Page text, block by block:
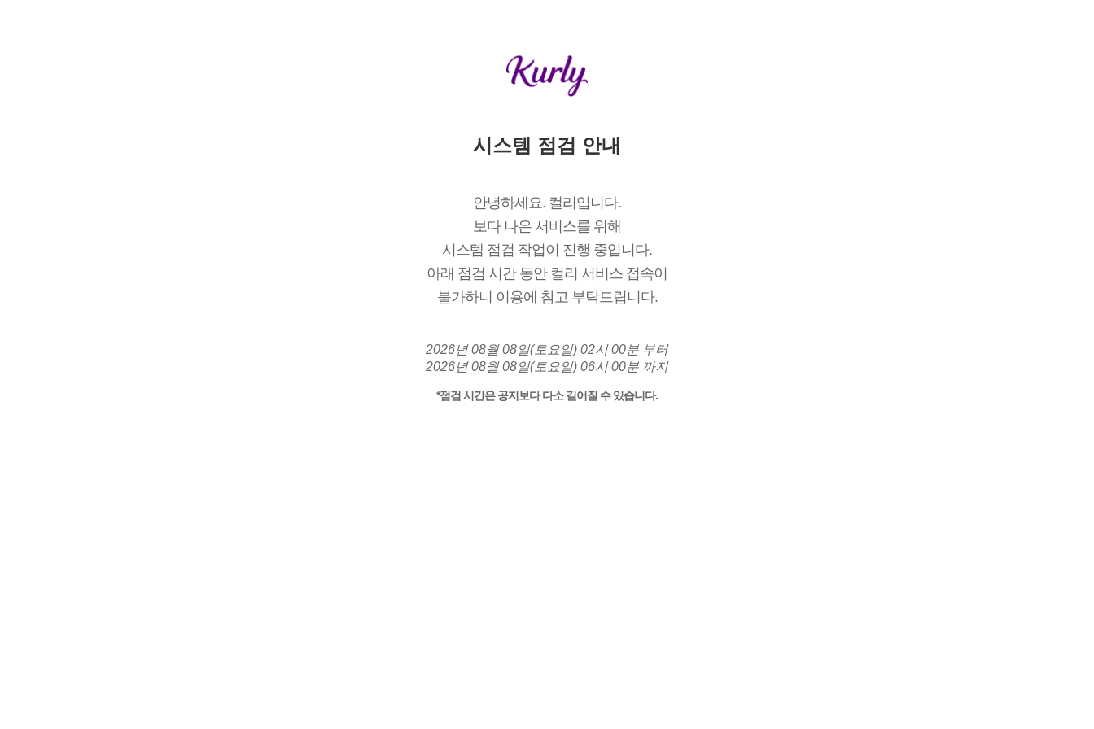
시스템 점검 안내
안녕하세요. 컬리입니다.
보다 나은 서비스를 위해
시스템 점검 작업이 진행 중입니다.
아래 점검 시간 동안 컬리 서비스 접속이
불가하니 이용에 참고 부탁드립니다.
2026년 08월 08일(토요일) 02시 00분 부터
2026년 08월 08일(토요일) 06시 00분 까지
*점검 시간은 공지보다 다소 길어질 수 있습니다.